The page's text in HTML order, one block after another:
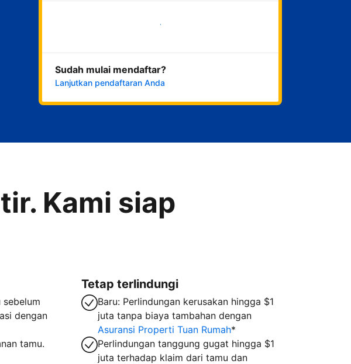
Mulai sekarang
Sudah mulai mendaftar?
Lanjutkan pendaftaran Anda
Kami siap
sebelum
dengan
tamu.
Tetap terlindungi
Baru: Perlindungan kerusakan hingga $1
juta tanpa biaya tambahan dengan
Asuransi Properti Tuan Rumah*
Perlindungan tanggung gugat hingga $1
juta terhadap klaim dari tamu dan